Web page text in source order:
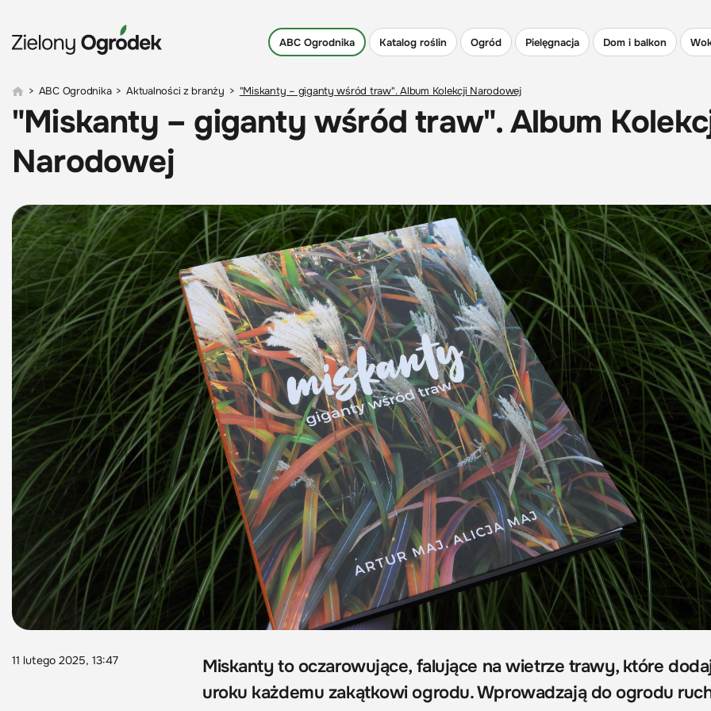
ABC Ogrodnika Katalog roślin Ogród Pielęgnacja Dom i balkon
> ABC Ogrodnika > Aktualności z branży > "Miskanty – giganty wśród traw". Album Kolekcji Narodowej
"Miskanty – giganty wśród traw". Album
Narodowej
11 lutego 2025, 13:47
Miskanty to oczarowujące, falujące na wietrze trawy, które
uroku każdemu zakątkowi ogrodu. Wprowadzają do ogrodu